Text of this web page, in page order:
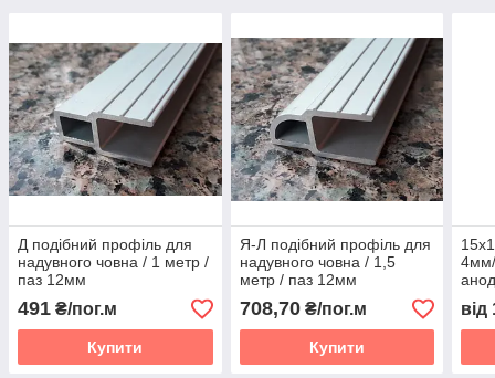
Д подібний профіль для
надувного човна / 1 метр /
паз 12мм
491 ₴/пог.м
Купити
Я-Л подібний профіль для
надувного човна / 1,5
метр / паз 12мм
708,70₴/пог.м
Купити
4мм/
від